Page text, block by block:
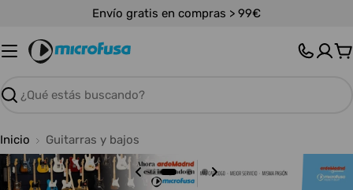
contenido
Envío gratis en compras > 99€
Buscar
Inicio Guitarras y bajos